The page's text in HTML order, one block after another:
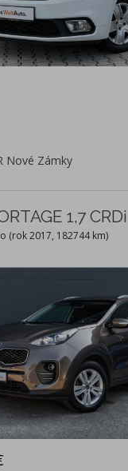
Nové Zámky
1,7 CRDi
(rok 2017, 182744 km)